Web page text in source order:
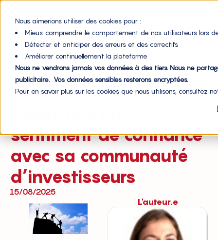
Nous aimerions utiliser des cookies pour :
Mieux comprendre le comportement de nos utilisateurs lors
Détecter et anticiper des erreurs et des correctifs
Améliorer continuellement la plateforme
Nous ne vendrons jamais vos données à des tiers. Nous ne
publicitaire. Vos données sensibles resterons encryptées.
Pour en savoir plus sur les cookies que nous utilisons, consultez
Financement,Gestion de communauté,Post-levée de fonds
sentiment de confiance
avec sa communauté
d’investisseurs
15/08/2025
L'auteur.e